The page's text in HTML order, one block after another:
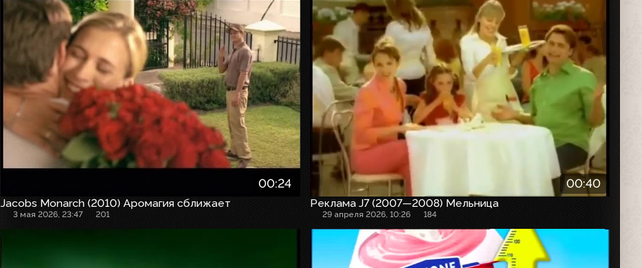
00:24
Jacobs Monarch (2010) Аромагия сближает
3 мая 2026, 23:47 201
00:40
Реклама J7 (2007—2008) Мельница
29 апреля 2026, 10:26 184